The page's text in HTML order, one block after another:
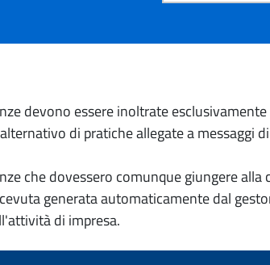
devono essere inoltrate
di pratiche allegate a messaggi
che dovessero comunque giungere alla
generata automaticamente dal
di impresa.